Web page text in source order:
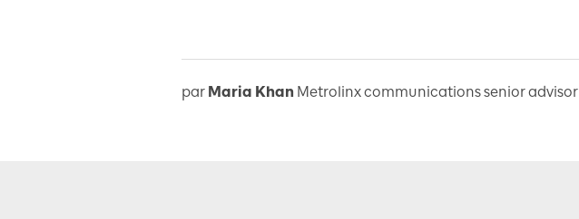
par Maria Khan Metrolinx communications senior advisor